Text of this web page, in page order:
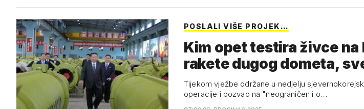
POSLALI VIŠE PROJEK…
Kim opet testira živce
rakete dugog
Tijekom vježbe održane u nedjelju
operacije i pozvao na "neograničen i o…